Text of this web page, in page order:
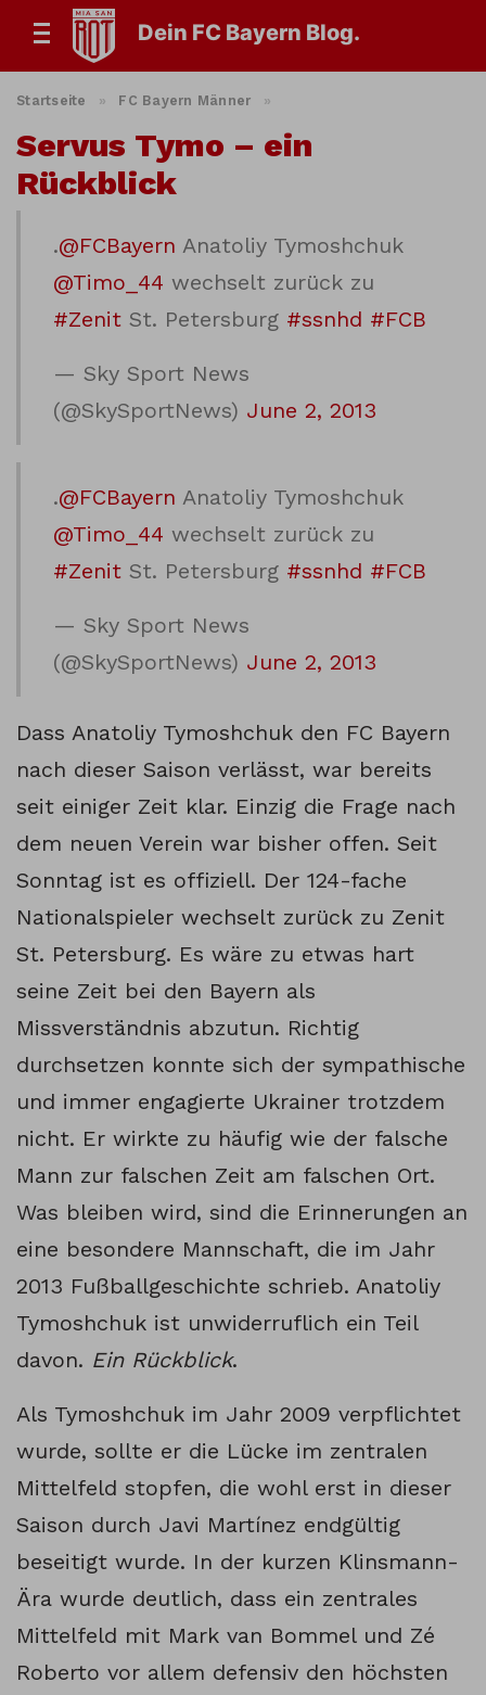
Dein FC Bayern Blog.
Startseite » FC Bayern Männer »
Servus Tymo – ein
Rückblick
.@FCBayern Anatoliy Tymoshchuk
@Timo_44 wechselt zurück zu
#Zenit St. Petersburg #ssnhd #FCB
— Sky Sport News
(@SkySportNews) June 2, 2013
.@FCBayern Anatoliy Tymoshchuk
@Timo_44 wechselt zurück zu
#Zenit St. Petersburg #ssnhd #FCB
— Sky Sport News
(@SkySportNews) June 2, 2013
Dass Anatoliy Tymoshchuk den FC Bayern
nach dieser Saison verlässt, war bereits
seit einiger Zeit klar. Einzig die Frage nach
dem neuen Verein war bisher offen. Seit
Sonntag ist es offiziell. Der 124-fache
Nationalspieler wechselt zurück zu Zenit
St. Petersburg. Es wäre zu etwas hart
seine Zeit bei den Bayern als
Missverständnis abzutun. Richtig
durchsetzen konnte sich der sympathische
und immer engagierte Ukrainer trotzdem
nicht. Er wirkte zu häufig wie der falsche
Mann zur falschen Zeit am falschen Ort.
Was bleiben wird, sind die Erinnerungen an
eine besondere Mannschaft, die im Jahr
2013 Fußballgeschichte schrieb. Anatoliy
Tymoshchuk ist unwiderruflich ein Teil
davon. Ein Rückblick.
Als Tymoshchuk im Jahr 2009 verpflichtet
wurde, sollte er die Lücke im zentralen
Mittelfeld stopfen, die wohl erst in dieser
Saison durch Javi Martínez endgültig
beseitigt wurde. In der kurzen Klinsmann-
Ära wurde deutlich, dass ein zentrales
Mittelfeld mit Mark van Bommel und Zé
Roberto vor allem defensiv den höchsten